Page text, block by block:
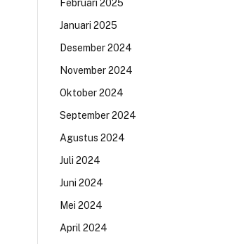
Februari 2025
Januari 2025
Desember 2024
November 2024
Oktober 2024
September 2024
Agustus 2024
Juli 2024
Juni 2024
Mei 2024
April 2024